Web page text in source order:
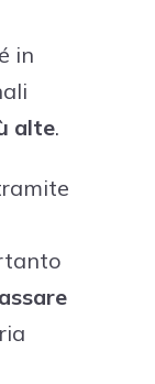
in
alte.